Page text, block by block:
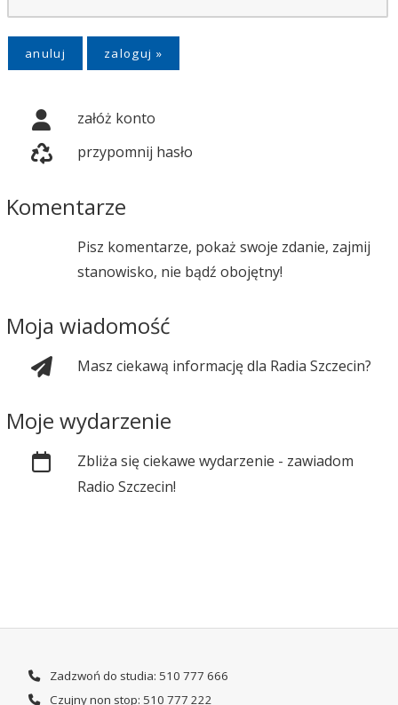
anuluj
załóż konto
przypomnij hasło
Komentarze
Pisz komentarze, pokaż swoje zdanie, zajmij
stanowisko, nie bądź obojętny!
Moja wiadomość
Masz ciekawą informację dla Radia Szczecin?
Moje wydarzenie
Zbliża się ciekawe wydarzenie - zawiadom
Radio Szczecin!
Zadzwoń do studia: 510 777 666
Czujny non stop: 510 777 222